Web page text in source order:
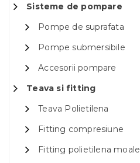
Sisteme de pompare
Pompe de suprafata
Pompe submersibile
Accesorii pompare
Teava si fitting
Teava Polietilena
Fitting compresiune
Fitting polietilena moale